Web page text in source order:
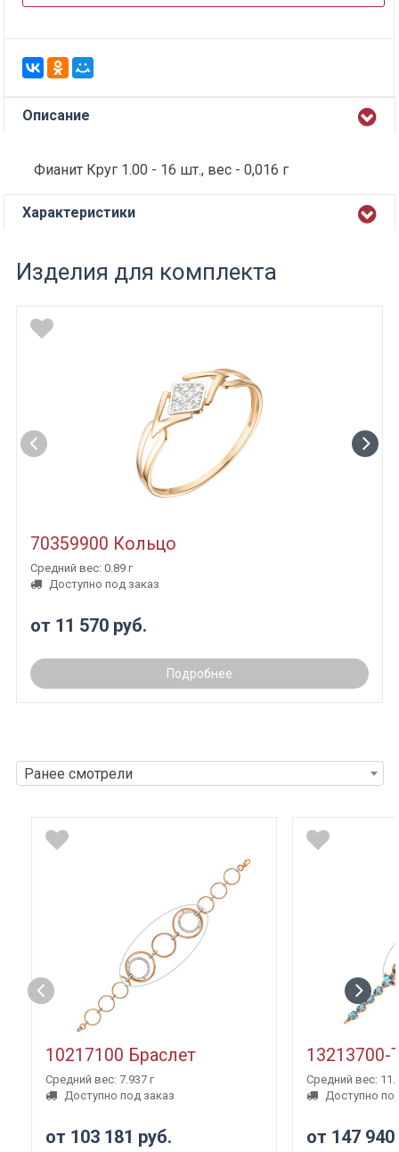
Описание
Фианит Круг 1.00 - 16 шт., вес - 0,016 г
Характеристики
Изделия для комплекта
70359900 Кольцо
Средний вес: 0.89 г
Доступно под заказ
от 11 570 руб.
Подробнее
Ранее смотрели
10217100 Браслет
Средний вес: 7.937 г
Доступно под заказ
от 103 181 руб.
13213700-
Средний вес:
Доступно
от 147 940